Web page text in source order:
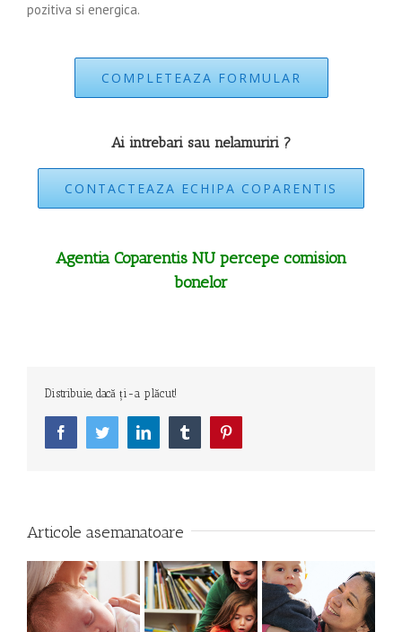
pozitiva si energica.
COMPLETEAZA FORMULAR
Ai intrebari sau nelamuriri ?
CONTACTEAZA ECHIPA COPARENTIS
Agentia Coparentis NU percepe comision
bonelor
Distribuie, dacă ți-a plăcut!
FacebookTwitterLinkedIn Tumblr
Articole asemanatoare